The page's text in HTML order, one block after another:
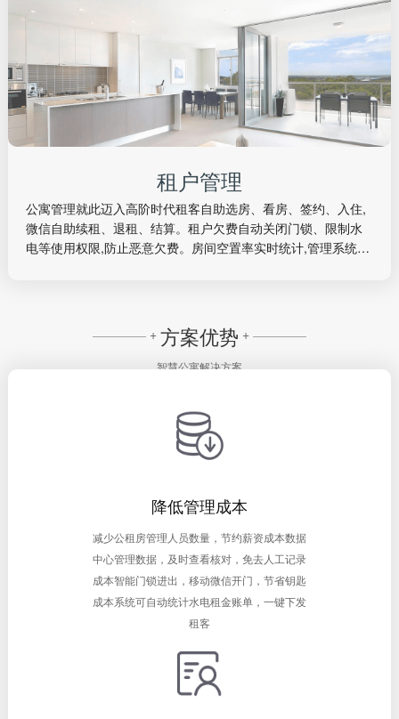
一个眼力非凡的智能守卫,重新定义公寓门禁兼顾安全与快捷的
全新出入管理。轻松实现刷脸开门与访客识别为公寓住户带来
更高安全保障;微信远程一键操作,解决距离限制带来的烦恼;与公
寓管理系统深度融合,精准记录人口进出信息,助力公离开启门禁
智能化管理。
租户管理
公寓管理就此迈入高阶时代租客自助选房、看房、签约、入住,
微信自助续租、退租、结算。租户欠费自动关闭门锁、限制水
电等使用权限,防止恶意欠费。房间空置率实时统计,管理系统自
租户管理
微信自助续租、退租、结算。租户欠费自动关闭门锁、限制水
电等使用权限,防止恶意欠费。房间空置率实时统计,管理系统自
动采集房间使用情况信息。智能统计小区常驻人口、租户人口
+ 方案优势 +
智慧公寓解决方案
降低管理成本
减少公租房管理人员数量，节约薪资成本数据
中心管理数据，及时查看核对，免去人工记录
成本智能门锁进出，移动微信开门，节省钥匙
成本系统可自动统计水电租金账单，一键下发
租客